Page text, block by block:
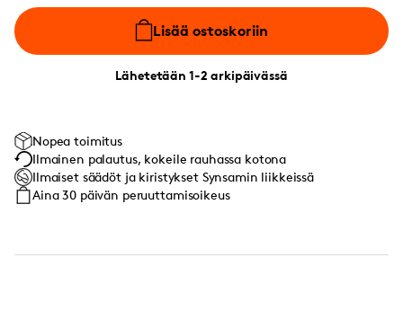
Lisää ostoskoriin
Lähetetään 1-2 arkipäivässä
Nopea toimitus
Ilmainen palautus, kokeile rauhassa kotona
Ilmaiset säädöt ja kiristykset Synsamin liikkeissä
Aina 30 päivän peruuttamisoikeus